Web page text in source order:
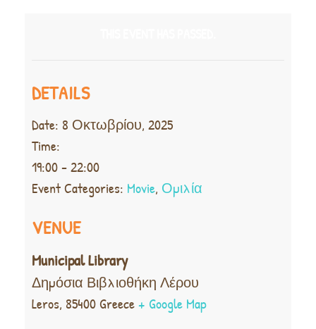
DETAILS
Date: 8 Οκτωβρίου, 2025
Time:
19:00 - 22:00
Event Categories: Movie, Ομιλία
VENUE
Municipal Library
Δημόσια Βιβλιοθήκη Λέρου
Leros, 85400 Greece+ Google Map